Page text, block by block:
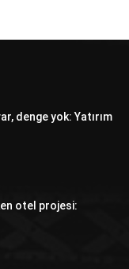
denge yok: Yatırım
otel projesi: